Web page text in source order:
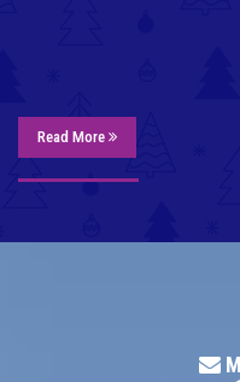
Read More